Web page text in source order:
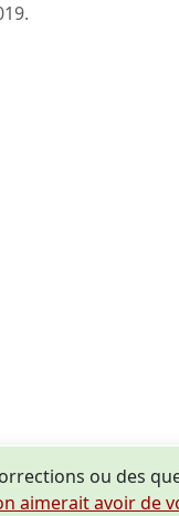
.
ou des
aimerait avoir de